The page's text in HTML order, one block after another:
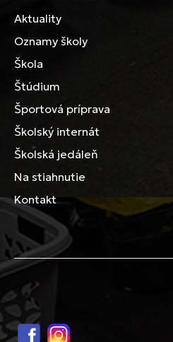
Aktuality
Oznamy školy
Škola
Štúdium
Športová príprava
Školský internát
Školská jedáleň
Na stiahnutie
Kontakt